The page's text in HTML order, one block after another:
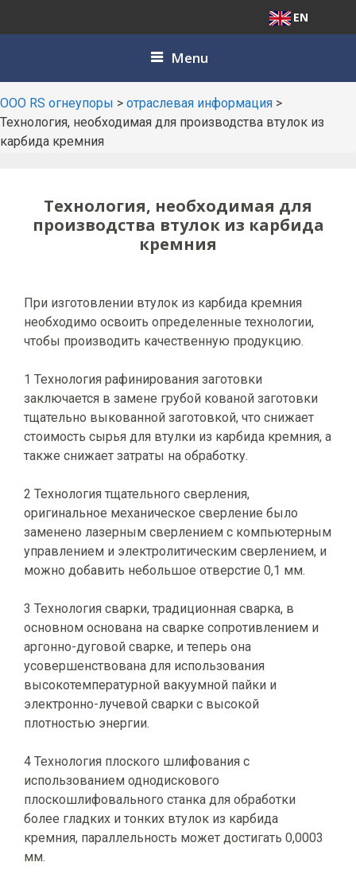
EN
content
Menu
ООО RS огнеупоры > отраслевая информация >
Технология, необходимая для производства втулок из
карбида кремния
Технология, необходимая для
производства втулок из карбида
кремния
При изготовлении втулок из карбида кремния
необходимо освоить определенные технологии,
чтобы производить качественную продукцию.
1 Технология рафинирования заготовки
заключается в замене грубой кованой заготовки
тщательно выкованной заготовкой, что снижает
стоимость сырья для втулки из карбида кремния, а
также снижает затраты на обработку.
2 Технология тщательного сверления,
оригинальное механическое сверление было
заменено лазерным сверлением с компьютерным
управлением и электролитическим сверлением, и
можно добавить небольшое отверстие 0,1 мм.
3 Технология сварки, традиционная сварка, в
основном основана на сварке сопротивлением и
аргонно-дуговой сварке, и теперь она
усовершенствована для использования
высокотемпературной вакуумной пайки и
электронно-лучевой сварки с высокой
плотностью энергии.
4 Технология плоского шлифования с
использованием однодискового
плоскошлифовального станка для обработки
более гладких и тонких втулок из карбида
кремния, параллельность может достигать 0,0003
мм.